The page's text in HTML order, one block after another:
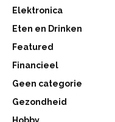
Elektronica
Eten en Drinken
Featured
Financieel
Geen categorie
Gezondheid